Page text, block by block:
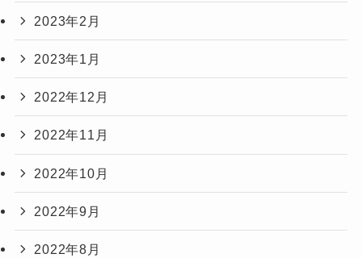
2023年2月
2023年1月
2022年12月
2022年11月
2022年10月
2022年9月
2022年8月